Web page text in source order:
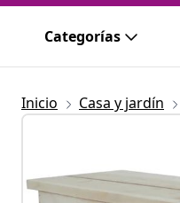
Categorías
Inicio Casa y jardín